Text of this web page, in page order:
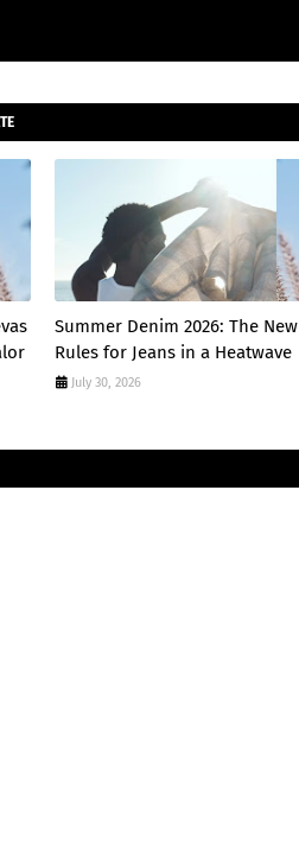
Summer Denim 2026: The New
Rules for Jeans in a Heatwave
July 30, 2026